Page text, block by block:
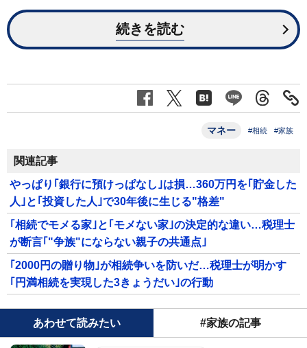
続きを読む
マネー #相続 #家族
関連記事
やっぱり｢銀行に預けっぱなし｣は損…360万円を｢貯金した
人｣と｢投資した人｣で30年後に生じる"格差"
｢相続でモメる家｣と｢モメない家｣の決定的な違い…税理士
が断言｢"争族"にならない親子の共通点｣
｢2000円の贈り物｣が相続争いを防いだ…税理士が明かす
｢円満相続を実現した3きょうだい｣の行動
あわせて読みたい #家族の記事